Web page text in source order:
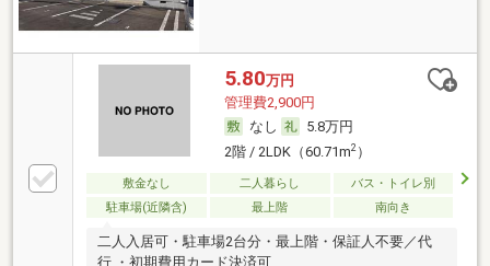
5.80万円
管理費2,900円
なし
5.8万円
2階 / 2LDK（60.71m2）
敷金なし 二人暮らし
バス・トイレ別
駐車場(近隣含)
最上階 南向き
二人入居可・駐車場2台分・最上階・保証人不要／代
行 ・初期費用カード決済可